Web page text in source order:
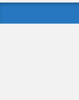
Powered by livedoor